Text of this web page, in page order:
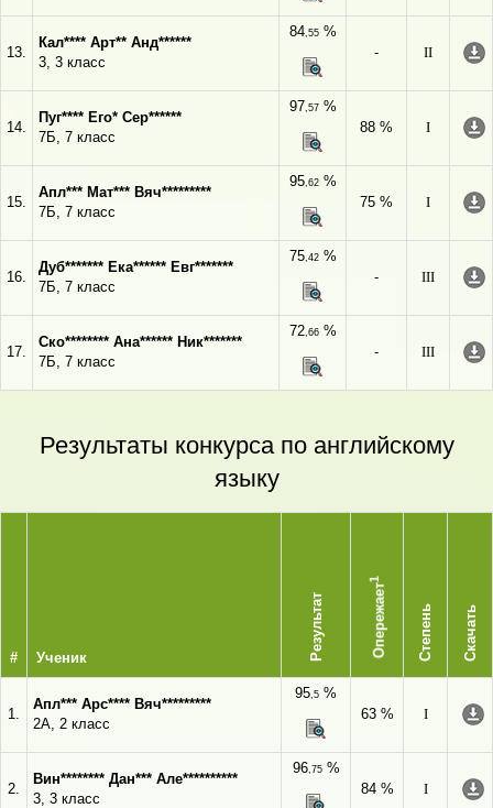
13.
Кал**** Арт** Анд******
3, 3 класс
84,55%
-
II
14.
Пуг**** Его* Сер******
7Б, 7 класс
97,57%
88 %
I
15.
Апл*** Мат*** Вяч*********
7Б, 7 класс
95,62%
75 %
I
16.
Дуб******* Ека****** Евг*******
7Б, 7 класс
75,42%
-
III
17.
Ско******** Ана****** Ник*******
7Б, 7 класс
72,66%
-
III
Результаты конкурса по английскому
языку
# Ученик Результат Опережает
1
Степень Скачать
1.
Апл*** Арс**** Вяч*********
2А, 2 класс
95,5 %
63 %
I
2.
Вин******** Дан*** Але**********
3, 3 класс
96,75%
84 %
I